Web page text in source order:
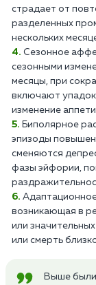
страдает от
разделенных
нескольких
Сезонное
сезонными
месяцы, при
включают
изменение
Биполярное
эпизоды
сменяются
фазы эйфории,
возникающая в
или
или смерть
Выше